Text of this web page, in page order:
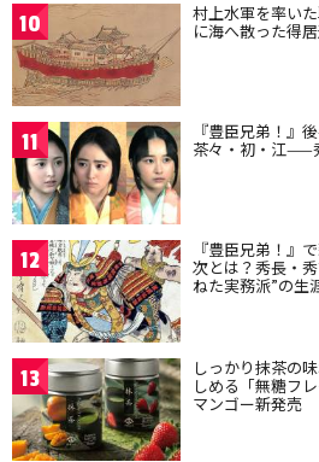
10 村上水軍を率い
に海へ散った得
11 『豊臣兄弟！』
茶々・初・江——
12 『豊臣兄弟！』
次とは？秀長・
ねた実務派”の生
13 しっかり抹茶の
しめる「無糖フ
マンゴー新発売